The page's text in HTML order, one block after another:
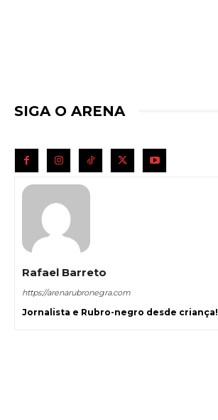
SIGA O ARENA
Rafael Barreto
https://arenarubronegra.com
Jornalista e Rubro-negro desde criança!